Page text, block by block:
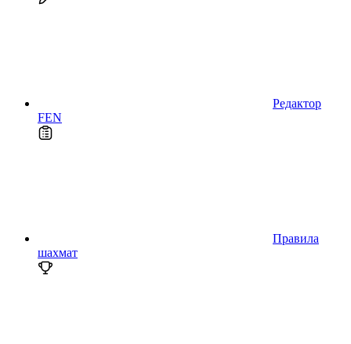
Редактор
FEN
Правила
шахмат